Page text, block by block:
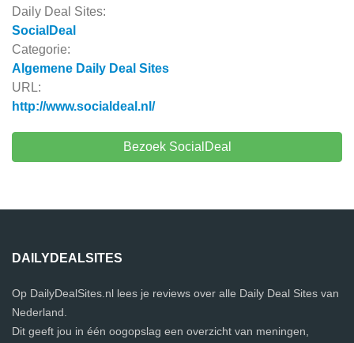
Daily Deal Sites:
SocialDeal
Categorie:
Algemene Daily Deal Sites
URL:
http://www.socialdeal.nl/
Bezoek SocialDeal
DAILYDEALSITES
Op DailyDealSites.nl lees je reviews over alle Daily Deal Sites van
Nederland.
Dit geeft jou in één oogopslag een overzicht van meningen,